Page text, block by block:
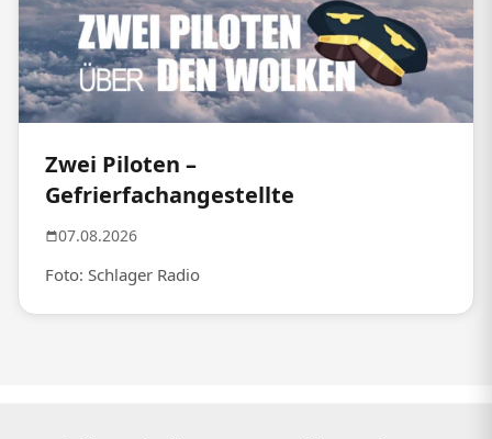
Zwei Piloten –
Gefrierfachangestellte
07.08.2026
Foto: Schlager Radio